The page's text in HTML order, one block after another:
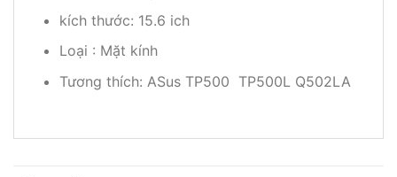
kích thước: 15.6 ich
Loại : Mặt kính
Tương thích: ASus TP500 TP500L Q502LA